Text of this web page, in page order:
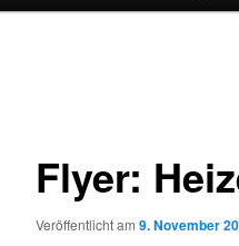
Flyer:
Veröffentlicht am 9. November